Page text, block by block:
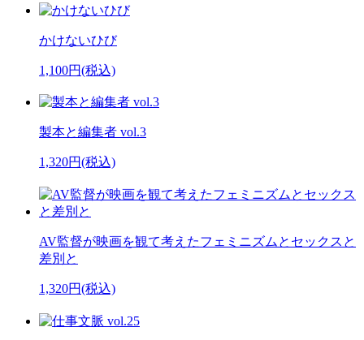
かけないひび
1,100円(税込)
製本と編集者 vol.3
1,320円(税込)
AV監督が映画を観て考えたフェミニズムとセックスと
差別と
1,320円(税込)